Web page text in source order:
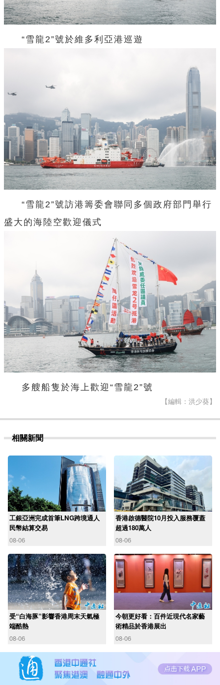
“雪龍2”號於維多利亞港巡遊
“雪龍2”號訪港籌委會聯同多個政府部門舉行
盛大的海陸空歡迎儀式
多艘船隻於海上歡迎“雪龍2”號
【編輯：洪少葵】
相關新聞
工銀亞洲完成首筆LNG跨境通人
民幣結算交易
08-06
香港啟德醫院10月投入服務覆蓋
超過180萬人
08-06
受“白海豚”影響香港周末天氣極
端酷熱
08-06
今朝更好看：百件近現代名家藝
術精品於香港展出
08-06